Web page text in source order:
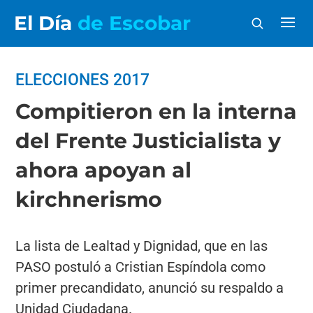
El Día de Escobar
ELECCIONES 2017
Compitieron en la interna
del Frente Justicialista y
ahora apoyan al
kirchnerismo
La lista de Lealtad y Dignidad, que en las
PASO postuló a Cristian Espíndola como
primer precandidato, anunció su respaldo a
Unidad Ciudadana.